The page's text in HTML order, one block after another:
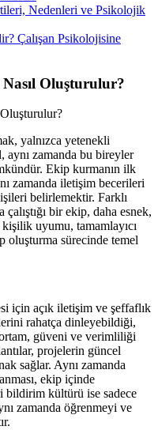
Nedenleri ve Psikolojik
Çalışan Psikolojisine
Oluşturulur?
yalnızca yetenekli
zamanda bu bireyler
Ekip kurmanın ilk
zamanda iletişim becerileri
belirlemektir. Farklı
bir ekip, daha esnek,
uyumu, tamamlayıcı
oluşturma sürecinde temel
için açık iletişim ve şeffaflık
rahatça dinleyebildiği,
güveni ve verimliliği
projelerin güncel
sağlar. Aynı zamanda
ekip içinde
bildirim kültürü ise sadece
zamanda öğrenmeyi ve